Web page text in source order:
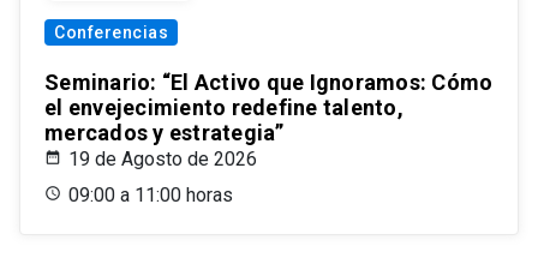
Conferencias
Seminario: “El Activo que Ignoramos: Cómo
el envejecimiento redefine talento,
mercados y estrategia”
19 de Agosto de 2026
09:00 a 11:00 horas